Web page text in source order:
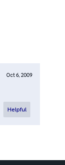
Oct 6, 2009
Helpful